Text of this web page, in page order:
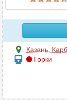
Казань,
Горки